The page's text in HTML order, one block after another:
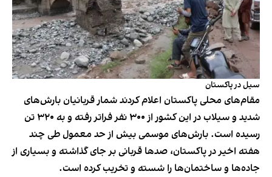
سیل در پاکستان
مقام‌های محلی پاکستان اعلام کردند شمار قربانیان بارش‌های
شدید و سیلاب در این کشور از ۳۰۰ نفر فراتر رفته و به ۳۲۰ تن
رسیده است. بارش‌های موسمی بیش از حد معمول طی چند
هفته اخیر در پاکستان، صدها قربانی بر جای گذاشته و بسیاری از
جاده‌ها و ساختمان‌ها را شسته و تخریب کرده است.